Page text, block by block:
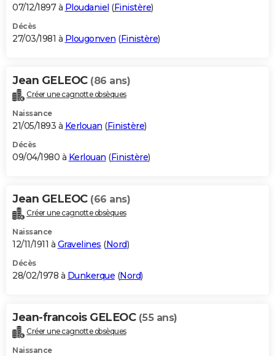
07/12/1897 à Ploudaniel (Finistère)
Décès
27/03/1981 à Plougonven (Finistère)
Jean GELEOC (86 ans)
Créer une cagnotte obsèques
Naissance
21/05/1893 à Kerlouan (Finistère)
Décès
09/04/1980 à Kerlouan (Finistère)
Jean GELEOC (66 ans)
Créer une cagnotte obsèques
Naissance
12/11/1911 à Gravelines (Nord)
Décès
28/02/1978 à Dunkerque (Nord)
Jean-francois GELEOC (55 ans)
Créer une cagnotte obsèques
Naissance